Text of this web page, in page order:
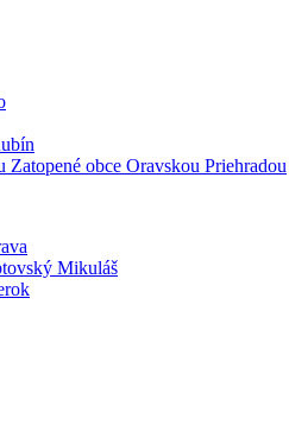
Zatopené obce Oravskou Priehradou
Mikuláš